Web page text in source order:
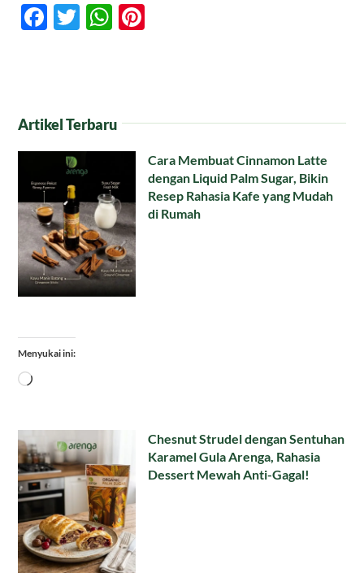
Facebook
TwitterWhatsApp
Artikel Terbaru
Cara Membuat Cinnamon Latte
dengan Liquid Palm Sugar, Bikin
Resep Rahasia Kafe yang Mudah
di Rumah
Menyukai ini:
Memuat...
Chesnut Strudel dengan Sentuhan
Karamel Gula Arenga, Rahasia
Dessert Mewah Anti-Gagal!